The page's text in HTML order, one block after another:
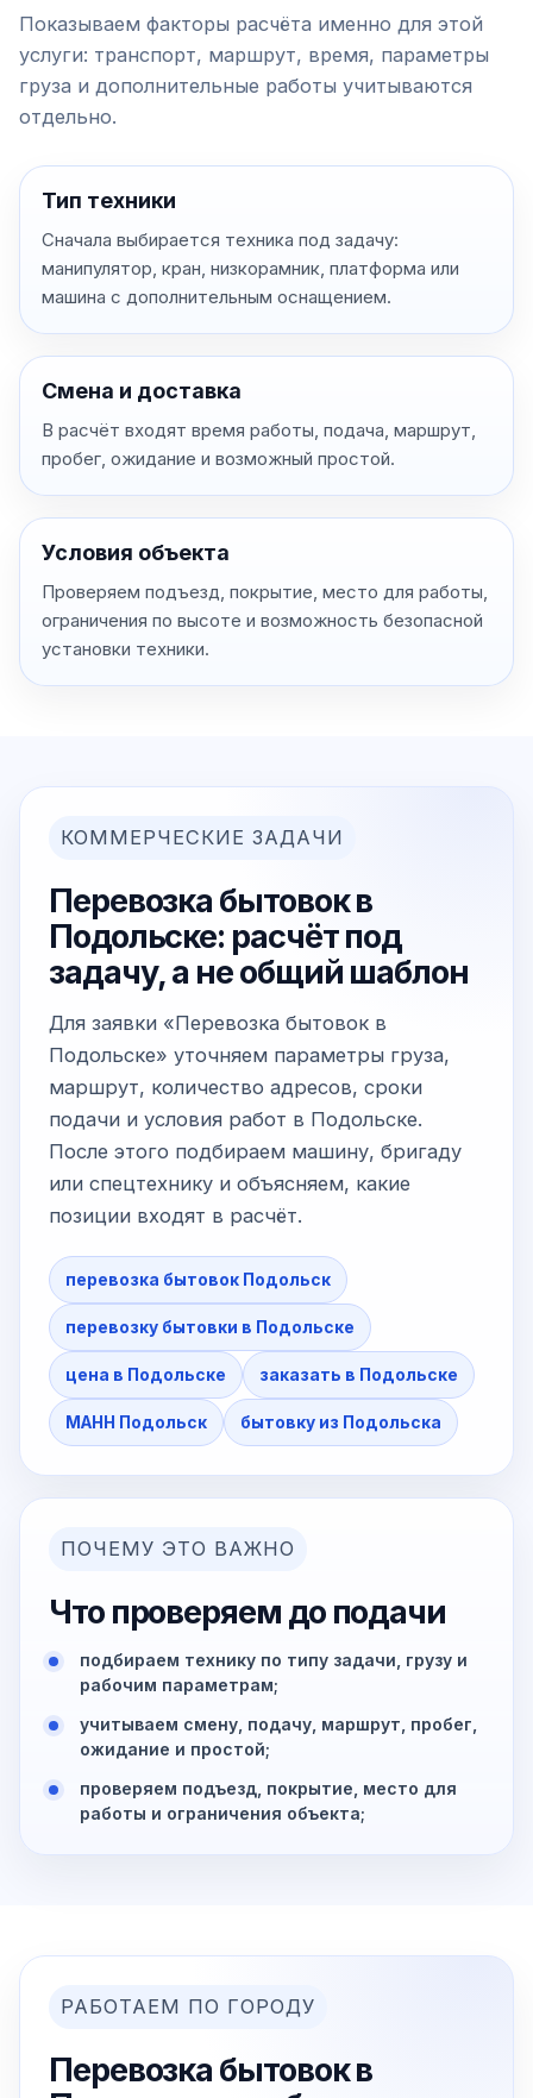
Показываем факторы расчёта именно для этой
услуги: транспорт, маршрут, время, параметры
груза и дополнительные работы учитываются
отдельно.
Тип техники
Сначала выбирается техника под задачу:
манипулятор, кран, низкорамник, платформа или
машина с дополнительным оснащением.
Смена и доставка
В расчёт входят время работы, подача, маршрут,
пробег, ожидание и возможный простой.
Условия объекта
Проверяем подъезд, покрытие, место для работы,
ограничения по высоте и возможность безопасной
установки техники.
КОММЕРЧЕСКИЕ ЗАДАЧИ
Перевозка бытовок в
Подольске: расчёт под
задачу, а не общий шаблон
Для заявки «Перевозка бытовок в
Подольске» уточняем параметры груза,
маршрут, количество адресов, сроки
подачи и условия работ в Подольске.
После этого подбираем машину, бригаду
или спецтехнику и объясняем, какие
позиции входят в расчёт.
перевозка бытовок Подольск
перевозку бытовки в Подольске
цена в Подольске заказать в Подольске
МАНН Подольск бытовку из Подольска
ПОЧЕМУ ЭТО ВАЖНО
Что проверяем до подачи
подбираем технику по типу задачи, грузу и
рабочим параметрам;
учитываем смену, подачу, маршрут, пробег,
ожидание и простой;
проверяем подъезд, покрытие, место для
работы и ограничения объекта;
РАБОТАЕМ ПО ГОРОДУ
Перевозка бытовок в